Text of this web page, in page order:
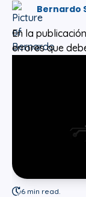
Bernardo
En la
errores que
6 min read.